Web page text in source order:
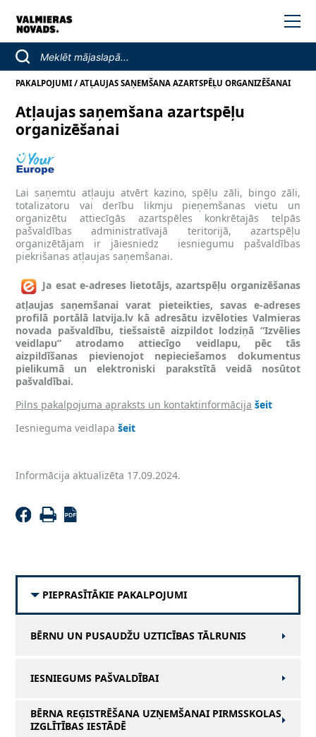
PAKALPOJUMI /ATĻAUJAS SAŅEMŠANA AZARTSPĒĻU ORGANIZĒŠANAI
PIEPRASĪTĀKIE PAKALPOJUMI
BĒRNU UN PUSAUDŽU UZTICĪBAS TĀLRUNIS
IESNIEGUMS PAŠVALDĪBAI
BĒRNA REĢISTRĒŠANA UZŅEMŠANAI PIRMSSKOLAS
IZGLĪTĪBAS IESTĀDĒ
Atļaujas saņemšana azartspēļu
organizēšanai
Lai saņemtu atļauju atvērt kazino, spēļu zāli, bingo zāli,
totalizatoru vai derību likmju pieņemšanas vietu un
organizētu attiecīgās azartspēles konkrētajās telpās
pašvaldības administratīvajā teritorijā, azartspēļu
organizētājam ir jāiesniedz iesniegumu pašvaldības
piekrišanas atļaujas saņemšanai.
Ja esat e-adreses lietotājs, azartspēļu organizēšanas
atļaujas saņemšanaivarat pieteikties, savas e-adreses
profilā portālā latvija.lv kā adresātu izvēloties Valmieras
novada pašvaldību, tiešsaistē aizpildot lodziņā “Izvēlies
veidlapu” atrodamo attiecīgo veidlapu, pēc tās
aizpildīšanas pievienojot nepieciešamos dokumentus
pielikumā un elektroniski parakstītā veidā nosūtot
pašvaldībai.
Pilns pakalpojuma apraksts un kontaktinformācija šeit
Iesnieguma veidlapašeit
Informācija aktualizēta 17.09.2024.